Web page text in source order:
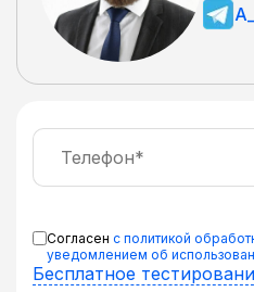
Согласен с политикой
уведомлением об
Бесплатное